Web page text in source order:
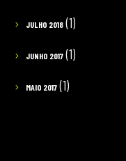
JULHO 2018(1)
JUNHO 2017(1)
MAIO 2017(1)